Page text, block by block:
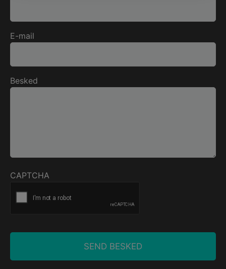
E-mail
CAPTCHA
Besked